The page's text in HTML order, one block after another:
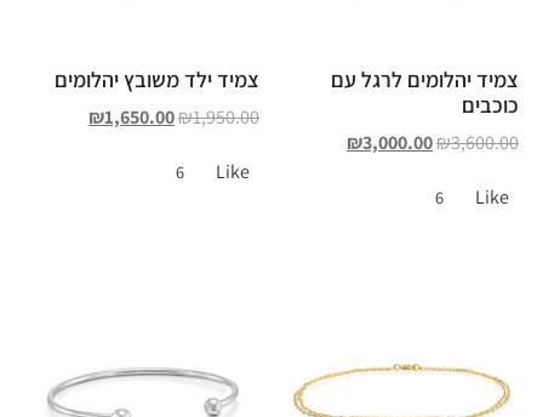
צמיד יהלומים לרגל עם
כוכבים
₪3,600.00
₪3,000.00
Like
6
צמיד ילד משובץ יהלומים
₪1,950.00
₪1,650.00
Like
6